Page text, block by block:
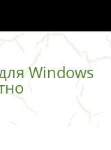
Windows